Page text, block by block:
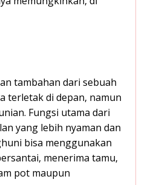
tambahan dari sebuah
terletak di depan, namun
Fungsi utama dari
yang lebih nyaman dan
bisa menggunakan
menerima tamu,
pot maupun